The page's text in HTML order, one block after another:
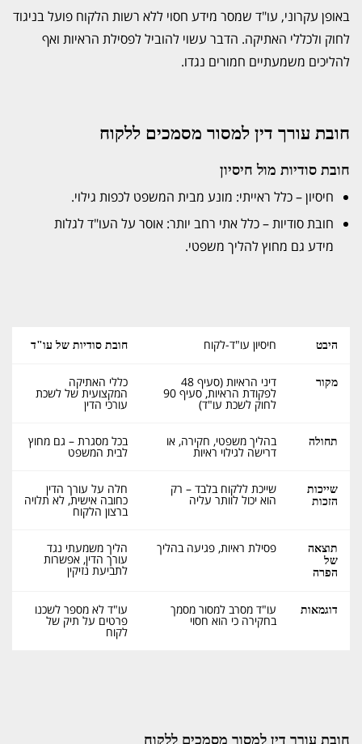
באופן עקרוני, עו"ד שמסר מידע חסוי ללא רשות הלקוח פועל בניגוד
לחוק ולכללי האתיקה. הדבר עשוי להוביל לפסילת הראיות ואף
להליכים משמעתיים חמורים נגדו.
חובת עורך דין למסור מסמכים ללקוח
חובת סודיות מול חיסיון
חיסיון – כלל ראייתי: מונע מבית המשפט לכפות גילוי.
חובת סודיות – כלל אתי רחב יותר: אוסר על העו"ד לגלות
מידע גם מחוץ להליך משפטי.
היבט חיסיון עו"ד-לקוח חובת סודיות של עו"ד
מקור דיני הראיות (סעיף 48
לפקודת הראיות, סעיף 90
לחוק לשכת עו"ד)
כללי האתיקה
המקצועית של לשכת
עורכי הדין
תחולה בהליך משפטי, חקירה, או
דרישה לגילוי ראיות
בכל מסגרת – גם מחוץ
לבית המשפט
שייכות
הזכות
שייכת ללקוח בלבד – רק
הוא יכול לוותר עליה
חלה על עורך הדין
כחובה אישית, לא תלויה
ברצון הלקוח
תוצאה
של
הפרה
פסילת ראיות, פגיעה בהליך הליך משמעתי נגד
עורך הדין, אפשרות
לתביעת נזיקין
דוגמאות עו"ד מסרב למסור מסמך
בחקירה כי הוא חסוי
עו"ד לא מספר לשכנו
פרטים על תיק של
לקוח
חובת עורך דין למסור מסמכים ללקוח